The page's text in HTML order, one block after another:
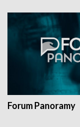
Forum Panoramy